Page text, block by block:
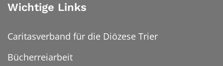
Wichtige Links
Caritasverband für die Diözese Trier
Bücherreiarbeit